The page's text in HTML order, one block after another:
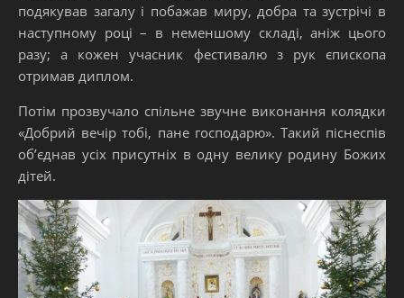
подякував загалу і побажав миру, добра та зустрічі в
наступному році – в неменшому складі, аніж цього
разу; а кожен учасник фестивалю з рук єпископа
отримав диплом.
Потім прозвучало спільне звучне виконання колядки
«Добрий вечір тобі, пане господарю». Такий піснеспів
об’єднав усіх присутніх в одну велику родину Божих
дітей.